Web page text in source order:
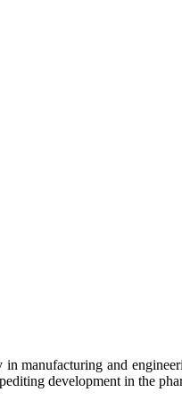
manufacturing and
development in the